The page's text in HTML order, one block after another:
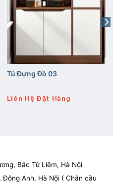
Tủ Đựng Đồ 03
Liên Hệ Đặt Hàng
Bắc Từ Liêm, Hà Nội
Anh, Hà Nội ( Chân cầu